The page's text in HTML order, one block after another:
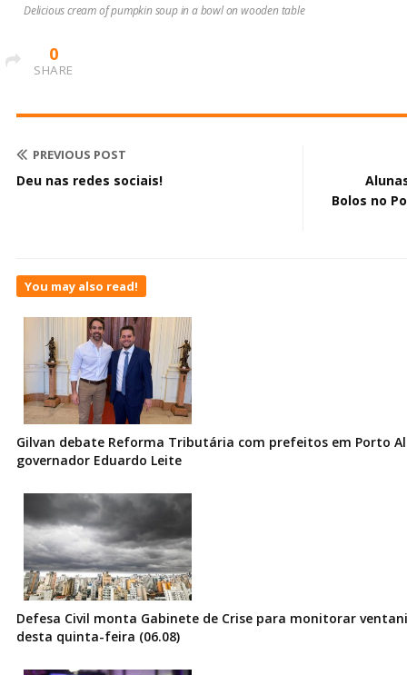
Delicious cream of pumpkin soup in a bowl on wooden table
0
SHARE
PREVIOUS POST
Deu nas redes sociais!
Bolos no
You may also read!
Gilvan debate Reforma Tributária com prefeitos em Porto
governador Eduardo Leite
Defesa Civil monta Gabinete de Crise para monitorar
desta quinta-feira (06.08)